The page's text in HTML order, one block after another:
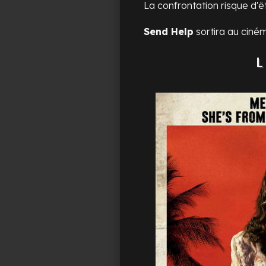
La confrontation risque
Send Help sortira au